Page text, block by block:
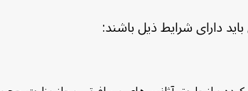
دارای شرایط ذیل باشند: